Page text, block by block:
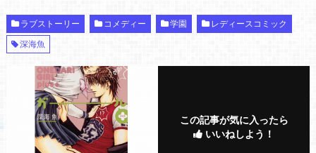
ラブストーリー コメディー 学園
レディースコミック
深海魚
この記事が気に入ったら
いいねしよう！